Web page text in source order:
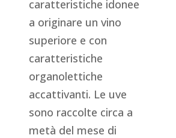
caratteristiche idonee
a originare un vino
superiore e con
caratteristiche
organolettiche
accattivanti. Le uve
sono raccolte circa a
metà del mese di